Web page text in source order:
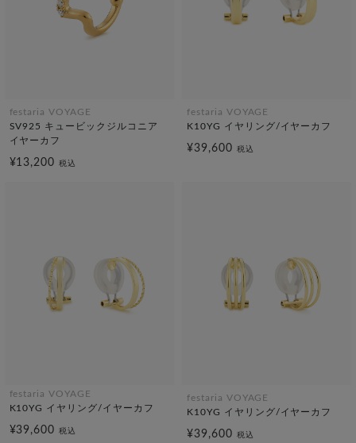
festaria VOYAGE
SV925 キュービックジルコニア
イヤーカフ
¥13,200税込
festaria VOYAGE
K10YG イヤリング/イヤーカフ
¥39,600 税込
festaria VOYAGE
K10YG イヤリング/イヤーカフ
¥39,600税込
festaria VOYAGE
K10YG イヤリング/イヤーカフ
¥39,600 税込